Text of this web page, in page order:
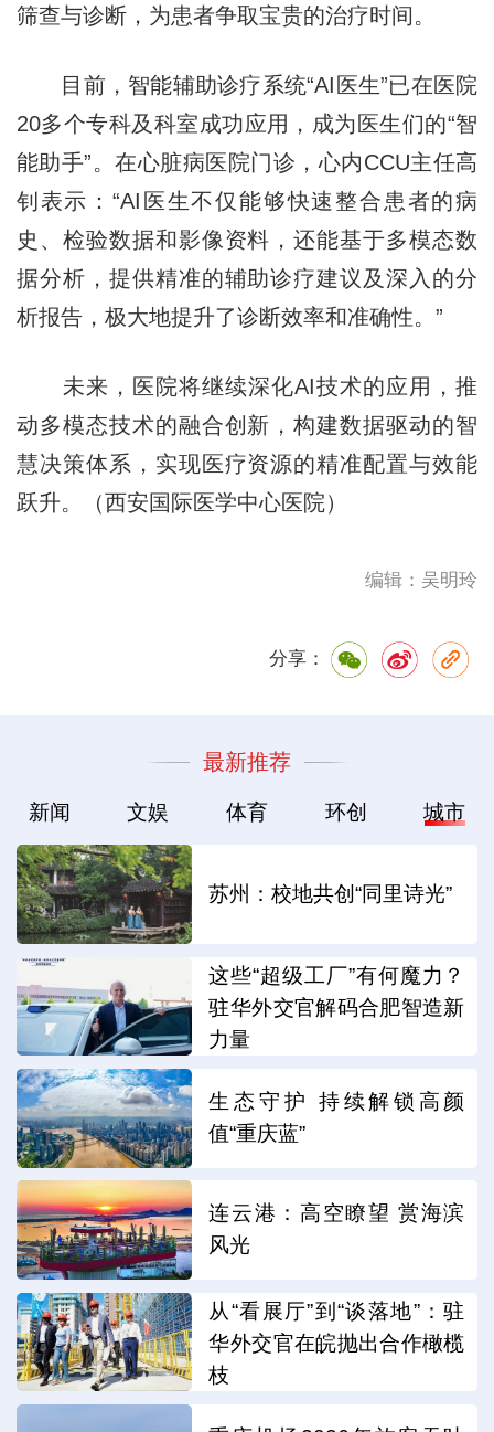
筛查与诊断，为患者争取宝贵的治疗时间。
目前，智能辅助诊疗系统“AI医生”已在医院
20多个专科及科室成功应用，成为医生们的“智
能助手”。在心脏病医院门诊，心内CCU主任高
钊表示：“AI医生不仅能够快速整合患者的病
史、检验数据和影像资料，还能基于多模态数
据分析，提供精准的辅助诊疗建议及深入的分
析报告，极大地提升了诊断效率和准确性。”
未来，医院将继续深化AI技术的应用，推
动多模态技术的融合创新，构建数据驱动的智
慧决策体系，实现医疗资源的精准配置与效能
跃升。（西安国际医学中心医院）
编辑：吴明玲
分享：
最新推荐
新闻 文娱 体育 环创 城市
苏州：校地共创“同里诗光”
这些“超级工厂”有何魔力？
驻华外交官解码合肥智造新
力量
生态守护 持续解锁高颜
值“重庆蓝”
连云港：高空瞭望 赏海滨
风光
从“看展厅”到“谈落地”：驻
华外交官在皖抛出合作橄榄
枝